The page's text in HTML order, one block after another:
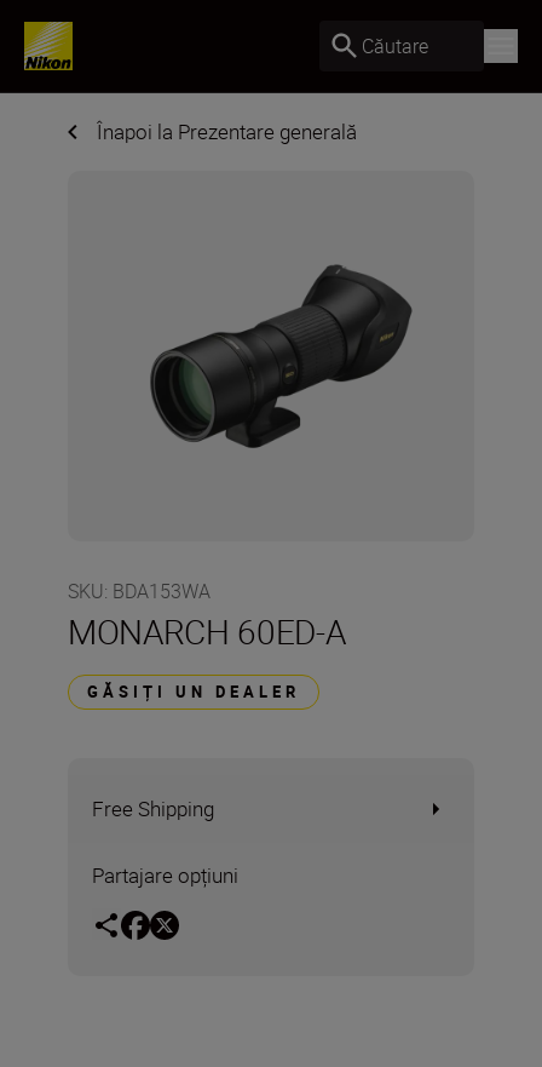
Căutare
Înapoi la Prezentare generală
SKU: BDA153WA
MONARCH 60ED-A
GĂSIȚI UN DEALER
Free Shipping
Partajare opțiuni